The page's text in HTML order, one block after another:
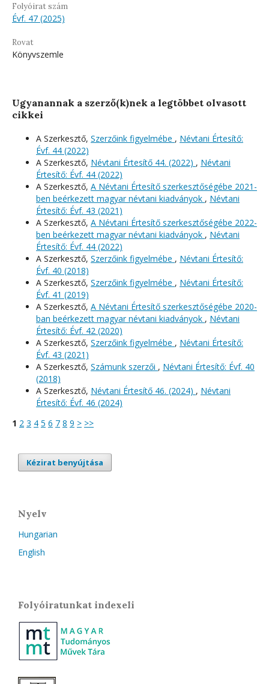
Folyóirat szám
Évf. 47 (2025)
Rovat
Könyvszemle
Ugyanannak a szerző(k)nek a legtöbbet olvasott
cikkei
A Szerkesztő, Szerzőink figyelmébe , Névtani Értesítő:
Évf. 44 (2022)
A Szerkesztő, Névtani Értesítő 44. (2022) , Névtani
Értesítő: Évf. 44 (2022)
A Szerkesztő, A Névtani Értesítő szerkesztőségébe 2021-
ben beérkezett magyar névtani kiadványok , Névtani
Értesítő: Évf. 43 (2021)
A Szerkesztő, A Névtani Értesítő szerkesztőségébe 2022-
ben beérkezett magyar névtani kiadványok , Névtani
Értesítő: Évf. 44 (2022)
A Szerkesztő, Szerzőink figyelmébe , Névtani Értesítő:
Évf. 40 (2018)
A Szerkesztő, Szerzőink figyelmébe , Névtani Értesítő:
Évf. 41 (2019)
A Szerkesztő, A Névtani Értesítő szerkesztőségébe 2020-
ban beérkezett magyar névtani kiadványok , Névtani
Értesítő: Évf. 42 (2020)
A Szerkesztő, Szerzőink figyelmébe , Névtani Értesítő:
Évf. 43 (2021)
A Szerkesztő, Számunk szerzői , Névtani Értesítő: Évf. 40
(2018)
A Szerkesztő, Névtani Értesítő 46. (2024) , Névtani
Értesítő: Évf. 46 (2024)
1 2 3 4 5 6 7 8 9 > >>
Kézirat benyújtása
Nyelv
Hungarian
English
Folyóiratunkat indexeli